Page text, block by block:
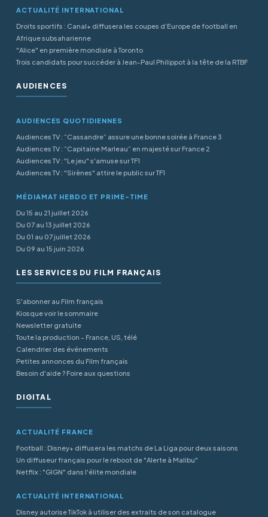
ACTUALITÉ INTERNATIONAL
Droits sportifs : Canal+ diffusera les coupes d’Europe de football en
Afrique subsaharienne
"Alice" en première mondiale à Toronto
Trois candidats pour succéder à Jean-Paul Philippot à la tête de la RTBF
AUDIENCES
AUDIENCES QUOTIDIENNES
Audiences TV : “Cassandre” assure une bonne soirée à France 3
Audiences TV : “Capitaine Marleau” en majesté sur France 2
Audiences TV : "Le jeu" s'amuse sur TF1
Audiences TV : "Sirènes" attire le public sur TF1
MÉDIAMAT HEBDO ET PRIME-TIME
Du 15 au 21 juillet 2026
Du 07 au 13 juillet 2026
Du 01 au 07 juillet 2026
Du 09 au 15 juin 2026
LES SERVICES DU FILM FRANÇAIS
S'abonner au Film français
Kiosque voir le sommaire
Newsletter gratuite
Toute la production - France, US, télé
Calendrier des événements
Petites annonces du Film français
Besoin d'aide ? Foire aux questions
DIGITAL
ACTUALITÉ FRANCE
Football : Disney+ diffusera les matchs de La Liga pour deux saisons
Un diffuseur français pour le reboot de "Alerte à Malibu"
Netflix : "GIGN" dans l'élite mondiale
ACTUALITÉ INTERNATIONAL
Disney autorise TikTok à utiliser des extraits de son catalogue